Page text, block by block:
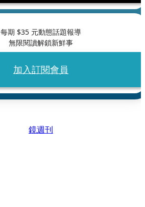
每期 $35 元動態話題報導
無限閱讀解鎖新鮮事
加入訂閱會員
鏡週刊